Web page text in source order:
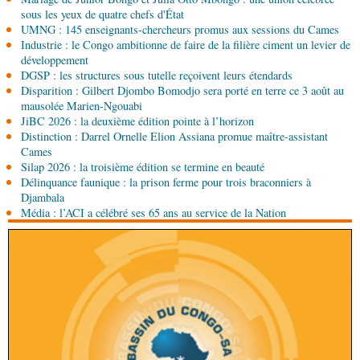
l'utilisation d'un logiciel d'évaluation des
émissions
08-08-2026 01:15
Afrique-MondeCongo-Mali : les deux pays
envisagent le renforcement de leur coopération
agricole
08-08-2026 01:13
Économie Marché boursier : la Banque postale du
SociétéAccélération du développement: la
République du Congo mise sur sa diaspora
sous les yeux de quatre chefs d'État
UMNG : 145 enseignants-chercheurs promus aux sessions du Cames
Industrie : le Congo ambitionne de faire de la filière ciment un levier de
développement
DGSP : les structures sous tutelle reçoivent leurs étendards
Disparition : Gilbert Djombo Bomodjo sera porté en terre ce 3 août au
mausolée Marien-Ngouabi
JiBC 2026 : la deuxième édition pointe à l’horizon
Distinction : Darrel Ornelle Elion Assiana promue maître-assistant
Cames
Silap 2026 : la troisième édition se termine en beauté
Délinquance faunique : la prison ferme pour trois braconniers à
Djambala
Média : l’ACI a célébré ses 65 ans au service de la Nation